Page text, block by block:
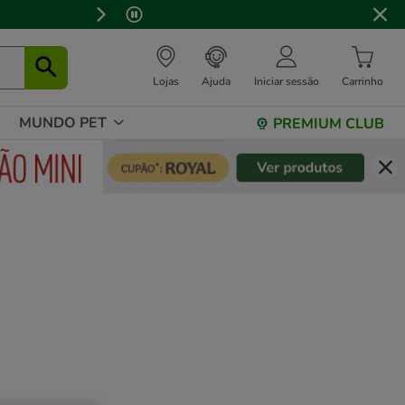
Lojas Ajuda Iniciar sessão Carrinho
MUNDO PET PREMIUM CLUB